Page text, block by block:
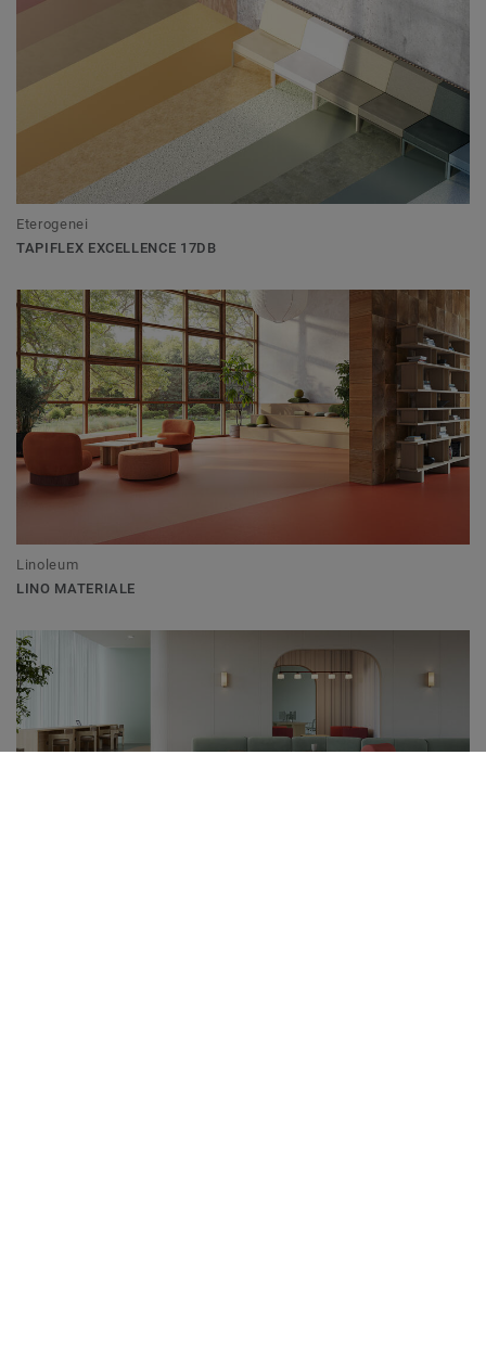
Eterogenei
TAPIFLEX EXCELLENCE 17DB
Linoleum
LINO MATERIALE